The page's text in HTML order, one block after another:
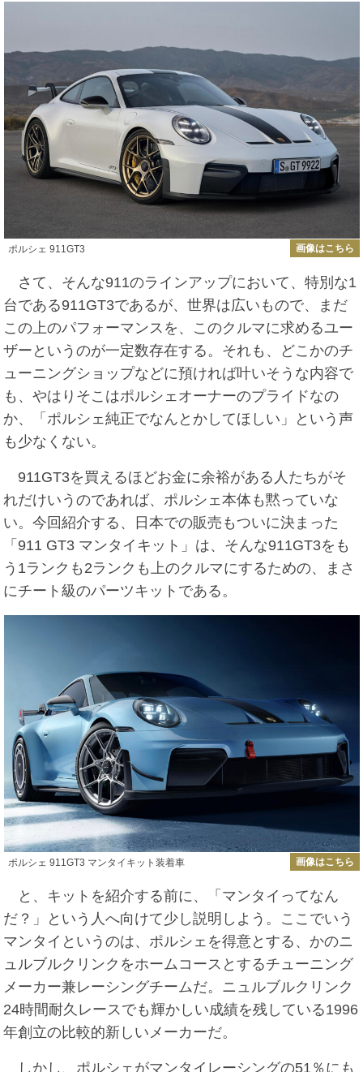
ポルシェ 911GT3 画像はこちら
さて、そんな911のラインアップにおいて、特別な1
台である911GT3であるが、世界は広いもので、まだ
この上のパフォーマンスを、このクルマに求めるユー
ザーというのが一定数存在する。それも、どこかのチ
ューニングショップなどに預ければ叶いそうな内容で
も、やはりそこはポルシェオーナーのプライドなの
か、「ポルシェ純正でなんとかしてほしい」という声
も少なくない。
911GT3を買えるほどお金に余裕がある人たちがそ
れだけいうのであれば、ポルシェ本体も黙っていな
い。今回紹介する、日本での販売もついに決まった
「911 GT3 マンタイキット」は、そんな911GT3をも
う1ランクも2ランクも上のクルマにするための、まさ
にチート級のパーツキットである。
ポルシェ 911GT3 マンタイキット装着車 画像はこちら
と、キットを紹介する前に、「マンタイってなん
だ？」という人へ向けて少し説明しよう。ここでいう
マンタイというのは、ポルシェを得意とする、かのニ
ュルブルクリンクをホームコースとするチューニング
メーカー兼レーシングチームだ。ニュルブルクリンク
24時間耐久レースでも輝かしい成績を残している1996
年創立の比較的新しいメーカーだ。
しかし、ポルシェがマンタイレーシングの51％にも